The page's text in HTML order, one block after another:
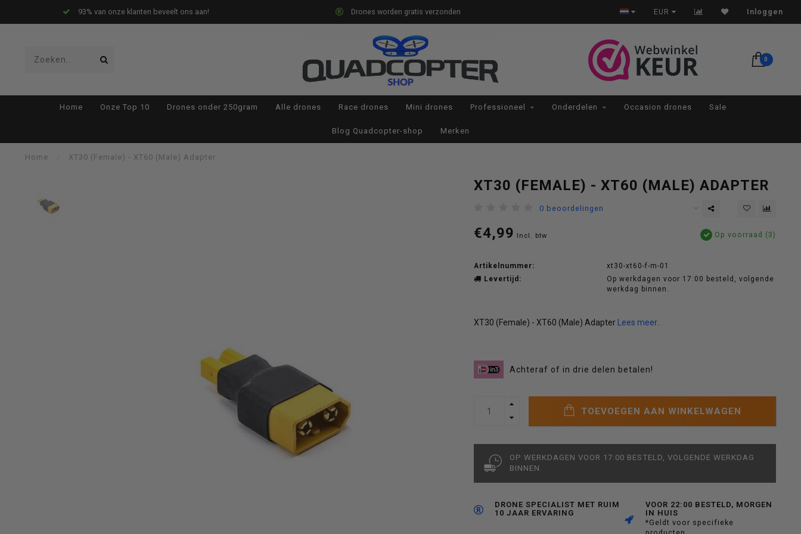
93% van onze klanten beveelt ons aan! Drones worden gratis verzonden Op werkdagen voor 22:00 besteld, morgen in huis*
EUR Inloggen
0
Home Onze Top 10 Drones onder 250gram Alle drones Race drones Mini drones Professioneel Onderdelen Occasion drones Sale
Blog Quadcopter-shop Merken
Home XT30 (Female) - XT60 (Male) Adapter
XT30 (FEMALE) - XT60 (MALE) ADAPTER
0 beoordelingen
€4,99 Incl. btw Op voorraad (3)
Artikelnummer:
xt30-xt60-f-m-01
Levertijd:
Op werkdagen voor 17:00 besteld, volgende
werkdag binnen.
XT30 (Female) - XT60 (Male) Adapter Lees meer..
Achteraf of in drie delen betalen!
TOEVOEGEN AAN WINKELWAGEN
OP WERKDAGEN VOOR 17:00 BESTELD, VOLGENDE WERKDAG
BINNEN.
DRONE SPECIALIST MET RUIM
10 JAAR ERVARING
VOOR 22:00 BESTELD, MORGEN
IN HUIS
*Geldt voor specifieke